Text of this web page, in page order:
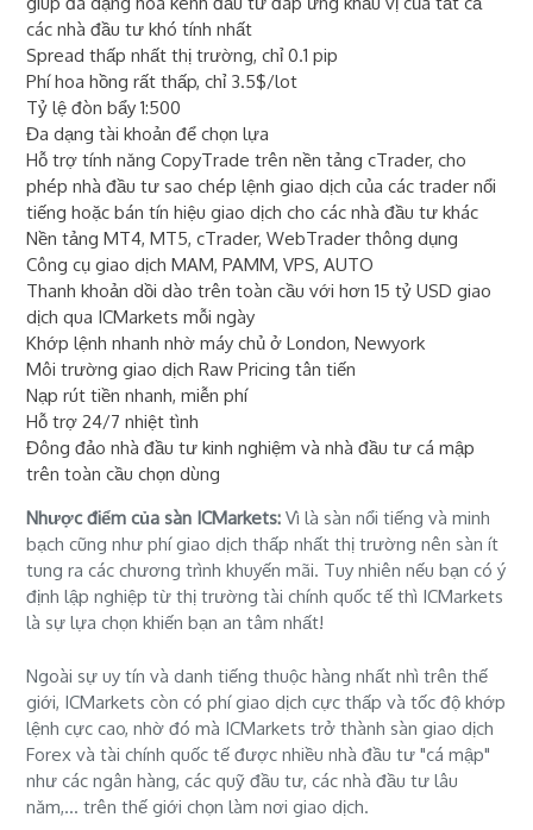
các nhà đầu tư khó tính nhất
Spread thấp nhất thị trường, chỉ 0.1 pip
Phí hoa hồng rất thấp, chỉ 3.5$/lot
Tỷ lệ đòn bẩy 1:500
Đa dạng tài khoản để chọn lựa
Hỗ trợ tính năng CopyTrade trên nền tảng cTrader, cho
phép nhà đầu tư sao chép lệnh giao dịch của các trader nổi
tiếng hoặc bán tín hiệu giao dịch cho các nhà đầu tư khác
Nền tảng MT4, MT5, cTrader, WebTrader thông dụng
Công cụ giao dịch MAM, PAMM, VPS, AUTO
Thanh khoản dồi dào trên toàn cầu với hơn 15 tỷ USD giao
dịch qua ICMarkets mỗi ngày
Khớp lệnh nhanh nhờ máy chủ ở London, Newyork
Môi trường giao dịch Raw Pricing tân tiến
Nạp rút tiền nhanh, miễn phí
Hỗ trợ 24/7 nhiệt tình
Đông đảo nhà đầu tư kinh nghiệm và nhà đầu tư cá mập
trên toàn cầu chọn dùng
Nhược điểm của sàn ICMarkets: Vì là sàn nổi tiếng và minh
bạch cũng như phí giao dịch thấp nhất thị trường nên sàn ít
tung ra các chương trình khuyến mãi. Tuy nhiên nếu bạn có ý
định lập nghiệp từ thị trường tài chính quốc tế thì ICMarkets
là sự lựa chọn khiến bạn an tâm nhất!
Ngoài sự uy tín và danh tiếng thuộc hàng nhất nhì trên thế
giới, ICMarkets còn có phí giao dịch cực thấp và tốc độ khớp
lệnh cực cao, nhờ đó mà ICMarkets trở thành sàn giao dịch
Forex và tài chính quốc tế được nhiều nhà đầu tư "cá mập"
như các ngân hàng, các quỹ đầu tư, các nhà đầu tư lâu
năm,... trên thế giới chọn làm nơi giao dịch.